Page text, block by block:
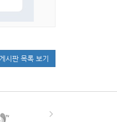
게시판 목록 보기